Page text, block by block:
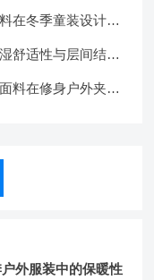
在冬季童装设计中
舒适性与层间结合
料在修身户外夹克
外服装中的保暖性